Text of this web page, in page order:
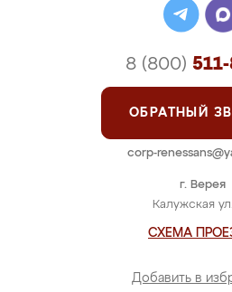
г. Верея
Калужская
СХЕМА
Добавить в
8 (800)
ОБРАТНЫЙ
corp-